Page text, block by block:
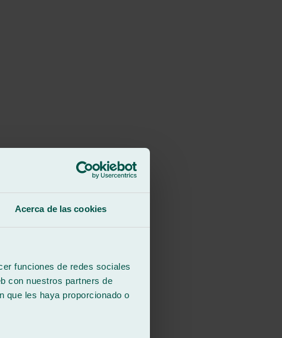
Acerca de las cookies
funciones de redes sociales
con nuestros partners de
que les haya proporcionado o